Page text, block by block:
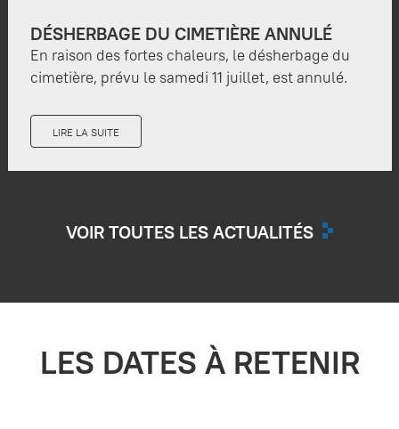
DÉSHERBAGE DU CIMETIÈRE ANNULÉ
En raison des fortes chaleurs, le désherbage du
cimetière, prévu le samedi 11 juillet, est annulé.
LIRE LA SUITE
VOIR TOUTES LES ACTUALITÉS
LES DATES À RETENIR